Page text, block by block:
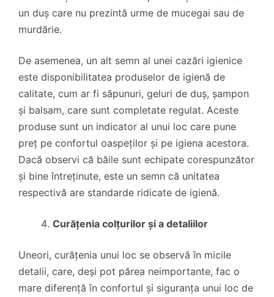
un duș care nu prezintă urme de mucegai sau de
murdărie.
De asemenea, un alt semn al unei cazări igienice
este disponibilitatea produselor de igienă de
calitate, cum ar fi săpunuri, geluri de duș, șampon
și balsam, care sunt completate regulat. Aceste
produse sunt un indicator al unui loc care pune
preț pe confortul oaspeților și pe igiena acestora.
Dacă observi că băile sunt echipate corespunzător
și bine întreținute, este un semn că unitatea
respectivă are standarde ridicate de igienă.
Curățenia colțurilor și a detaliilor
Uneori, curățenia unui loc se observă în micile
detalii, care, deși pot părea neimportante, fac o
mare diferență în confortul și siguranța unui loc de